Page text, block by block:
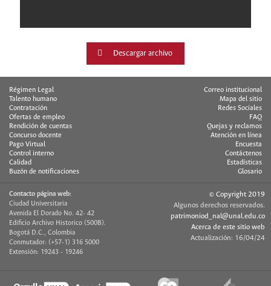
Descargar archivo
Régimen Legal
Talento humano
Contratación
Ofertas de empleo
Rendición de cuentas
Concurso docente
Pago Virtual
Control interno
Calidad
Buzón de notificaciones
Correo institucional
Mapa del sitio
Redes Sociales
FAQ
Quejas y reclamos
Atención en línea
Encuesta
Contáctenos
Estadísticas
Glosario
Contacto página web:
Ciudad Universitaria
Avenida El Dorado No. 42- 42
Edificio Archivo Historico (500B).
Bogotá D.C., Colombia
Conmutador: (+57-1) 316 5000
Extensión: 19243 - 19246
© Copyright 2019
Algunos derechos reservados.
patrimoniod_nal@unal.edu.co
Acerca de este sitio web
Actualización: 16/04/24